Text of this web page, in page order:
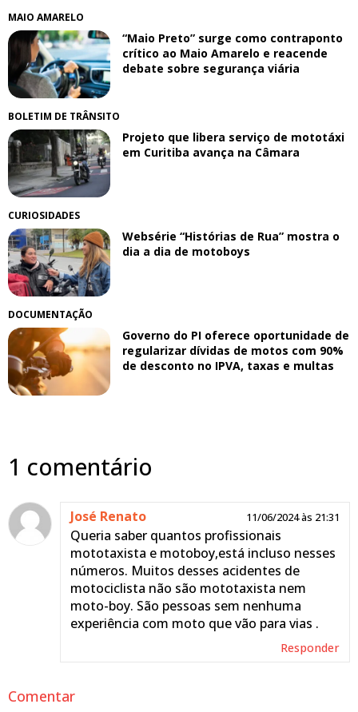
MAIO AMARELO
“Maio Preto” surge como contraponto
crítico ao Maio Amarelo e reacende
debate sobre segurança viária
BOLETIM DE TRÂNSITO
Projeto que libera serviço de mototáxi
em Curitiba avança na Câmara
CURIOSIDADES
Websérie “Histórias de Rua” mostra o
dia a dia de motoboys
DOCUMENTAÇÃO
Governo do PI oferece oportunidade de
regularizar dívidas de motos com 90%
de desconto no IPVA, taxas e multas
1 comentário
José Renato 11/06/2024 às 21:31
Queria saber quantos profissionais
mototaxista e motoboy,está incluso nesses
números. Muitos desses acidentes de
motociclista não são mototaxista nem
moto-boy. São pessoas sem nenhuma
experiência com moto que vão para vias .
Responder
Comentar